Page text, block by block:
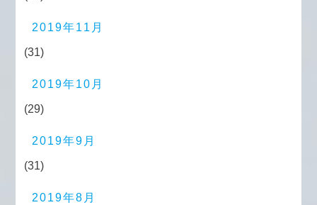
2019年11月
(31)
2019年10月
(29)
2019年9月
(31)
2019年8月